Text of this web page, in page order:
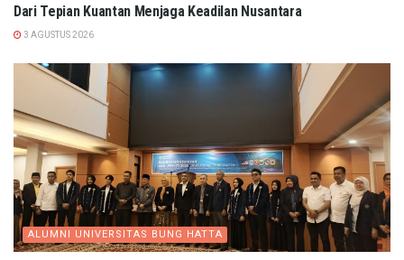
Dari Tepian Kuantan Menjaga Keadilan Nusantara
3 AGUSTUS 2026
ALUMNI UNIVERSITAS BUNG HATTA